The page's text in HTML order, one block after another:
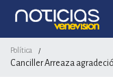
Política /
Canciller Arreaza